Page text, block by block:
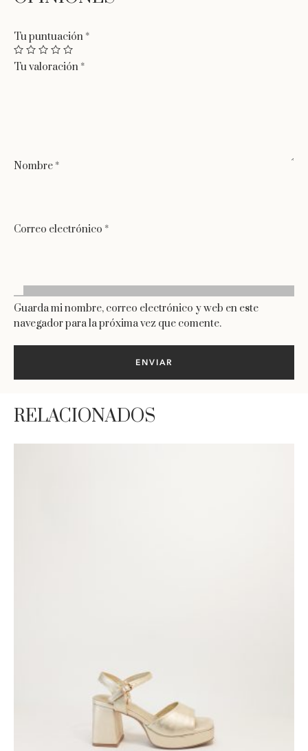
Tu puntuación *
Tu valoración *
Nombre *
Correo electrónico *
Guarda mi nombre, correo electrónico y web en este
navegador para la próxima vez que comente.
RELACIONADOS